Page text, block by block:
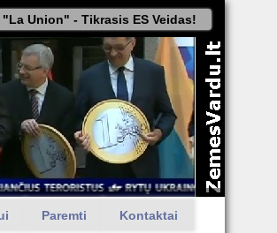
"La Union" - Tikrasis ES Veidas!
Paremti Kontaktai